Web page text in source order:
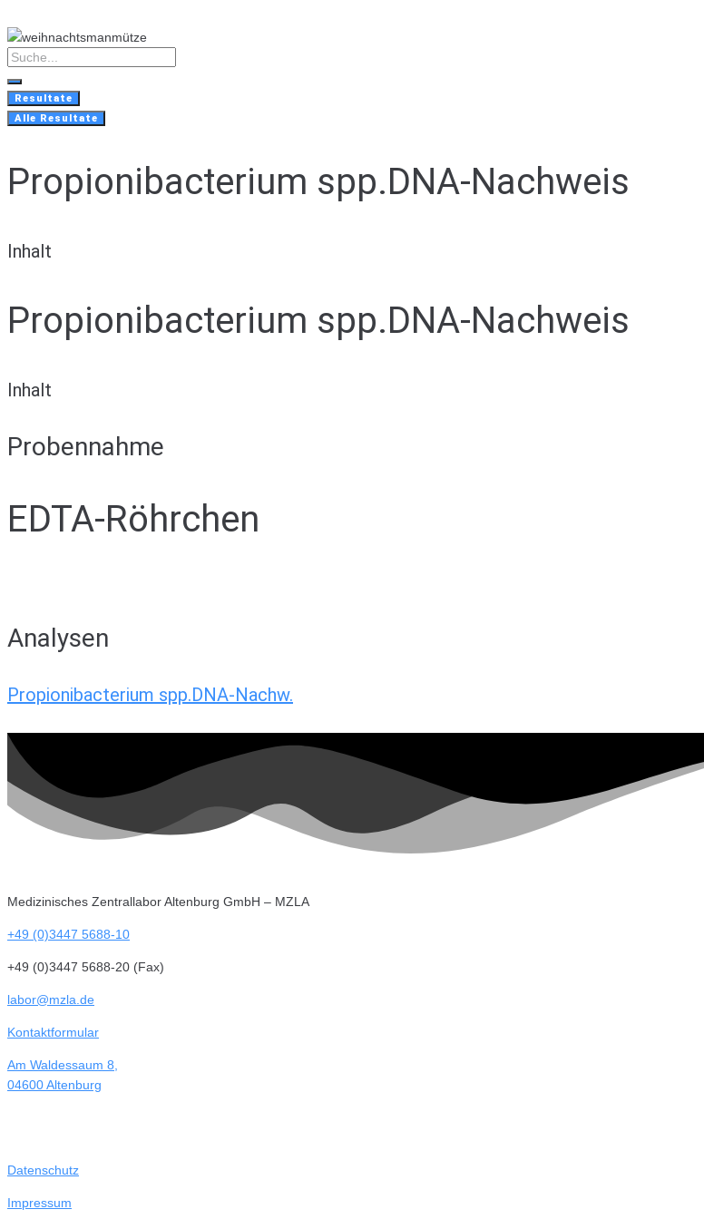
to
content
Search
...
Resultate
Alle Resultate
Propionibacterium spp.DNA-Nachweis
Inhalt
Propionibacterium spp.DNA-Nachweis
Inhalt
Probennahme
EDTA-Röhrchen
Analysen
Propionibacterium spp.DNA-Nachw.
Medizinisches Zentrallabor Altenburg GmbH – MZLA
+49 (0)3447 5688-10
+49 (0)3447 5688-20 (Fax)
labor@mzla.de
Kontaktformular
Am Waldessaum 8,
04600 Altenburg
Datenschutz
Impressum